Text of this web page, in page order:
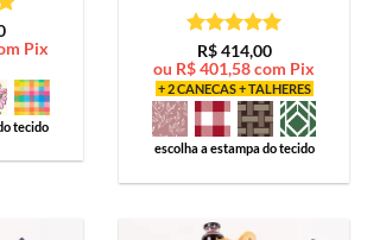
5
Pix
tecido
Avaliação5
de 5
R$414,00
ou R$401,58com Pix
+ 2 CANECAS + TALHERES
escolha a estampa do tecido